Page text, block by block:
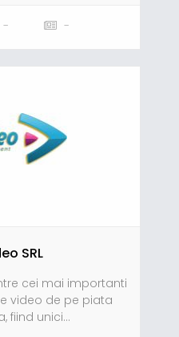
- -
SRL
cei mai importanti
video de pe piata
fiind unici...